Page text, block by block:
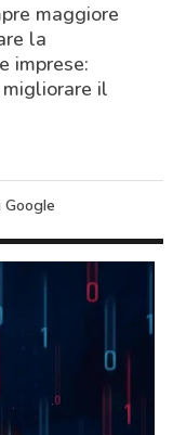
maggiore
la
imprese:
il